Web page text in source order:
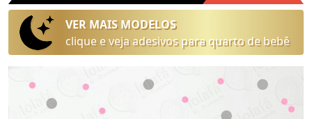
VER MAIS MODELOS
clique e veja adesivos para quarto de bebê